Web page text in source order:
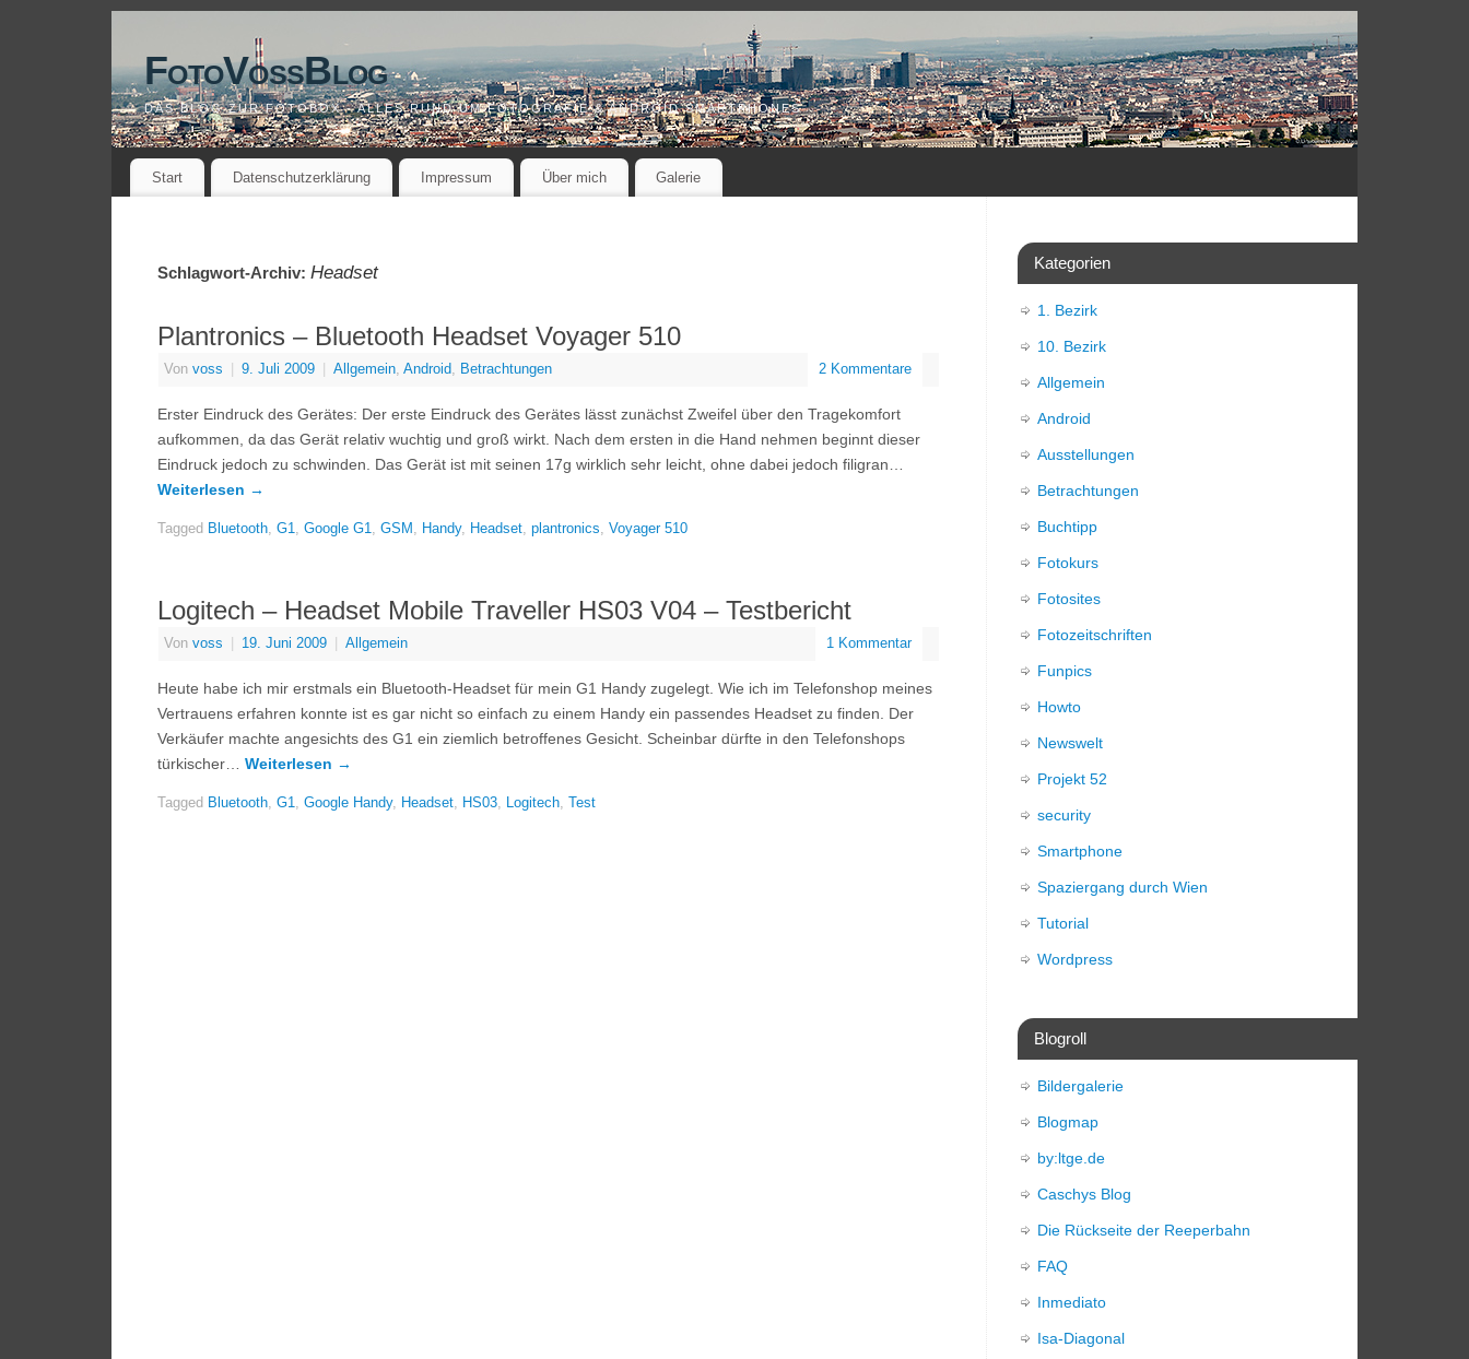
FotoVossBlog
DAS BLOG ZUR FOTOBOX - ALLES RUND UM FOTOGRAFIE & ANDROID SMARTPHONES
Start Datenschutzerklärung Impressum Über mich Galerie
Schlagwort-Archiv: Headset
Plantronics – Bluetooth Headset Voyager 510
Von voss 9. Juli 2009 Allgemein, Android, Betrachtungen 2 Kommentare
Erster Eindruck des Gerätes: Der erste Eindruck des Gerätes lässt zunächst Zweifel über den Tragekomfort
aufkommen, da das Gerät relativ wuchtig und groß wirkt. Nach dem ersten in die Hand nehmen beginnt dieser
Eindruck jedoch zu schwinden. Das Gerät ist mit seinen 17g wirklich sehr leicht, ohne dabei jedoch filigran…
Weiterlesen →
Tagged Bluetooth, G1, Google G1, GSM , Handy, Headset, plantronics, Voyager 510
Logitech – Headset Mobile Traveller HS03 V04 – Testbericht
Von voss 19. Juni 2009 Allgemein 1 Kommentar
Heute habe ich mir erstmals ein Bluetooth-Headset für mein G1 Handy zugelegt. Wie ich im Telefonshop meines
Vertrauens erfahren konnte ist es gar nicht so einfach zu einem Handy ein passendes Headset zu finden. Der
Verkäufer machte angesichts des G1 ein ziemlich betroffenes Gesicht. Scheinbar dürfte in den Telefonshops
türkischer… Weiterlesen →
Tagged Bluetooth, G1, Google Handy, Headset, HS03, Logitech, Test
Kategorien
1. Bezirk
10. Bezirk
Allgemein
Android
Ausstellungen
Betrachtungen
Buchtipp
Fotokurs
Fotosites
Fotozeitschriften
Funpics
Howto
Newswelt
Projekt 52
security
Smartphone
Spaziergang durch Wien
Tutorial
Wordpress
Blogroll
Bildergalerie
Blogmap
by:ltge.de
Caschys Blog
Die Rückseite der Reeperbahn
FAQ
Inmediato
Isa-Diagonal